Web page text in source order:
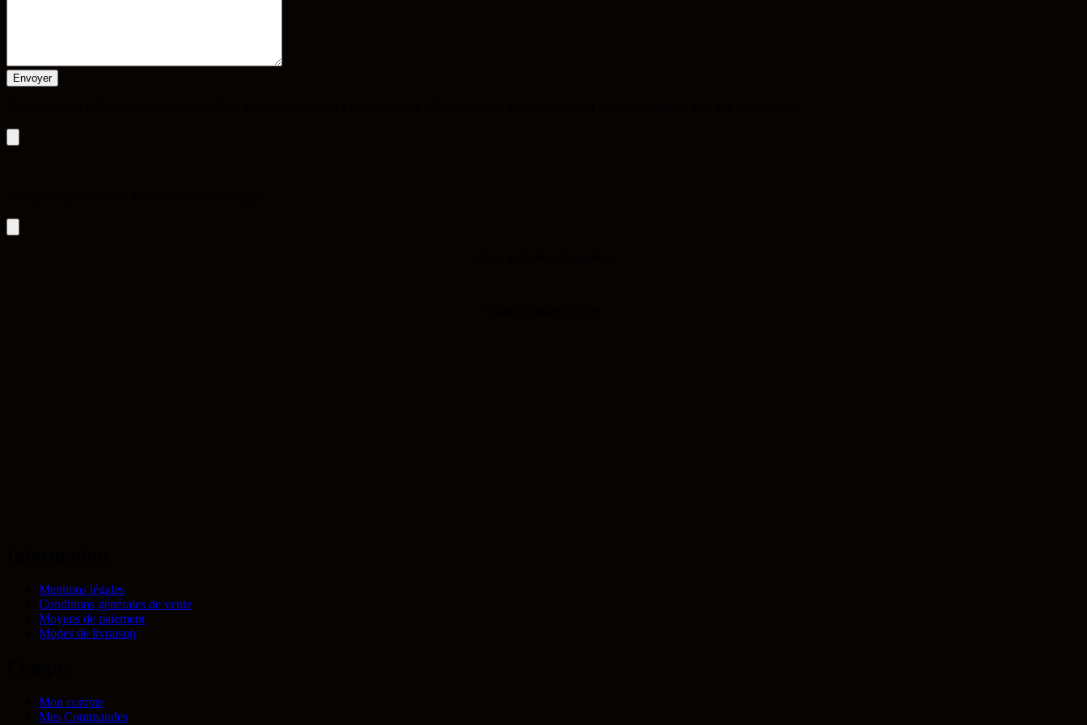
Mentions légales
Conditions générales de vente
Moyens de paiement
Modes de livraison
Mon compte
Mes Commandes